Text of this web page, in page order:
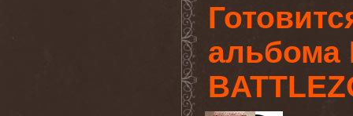
альбома